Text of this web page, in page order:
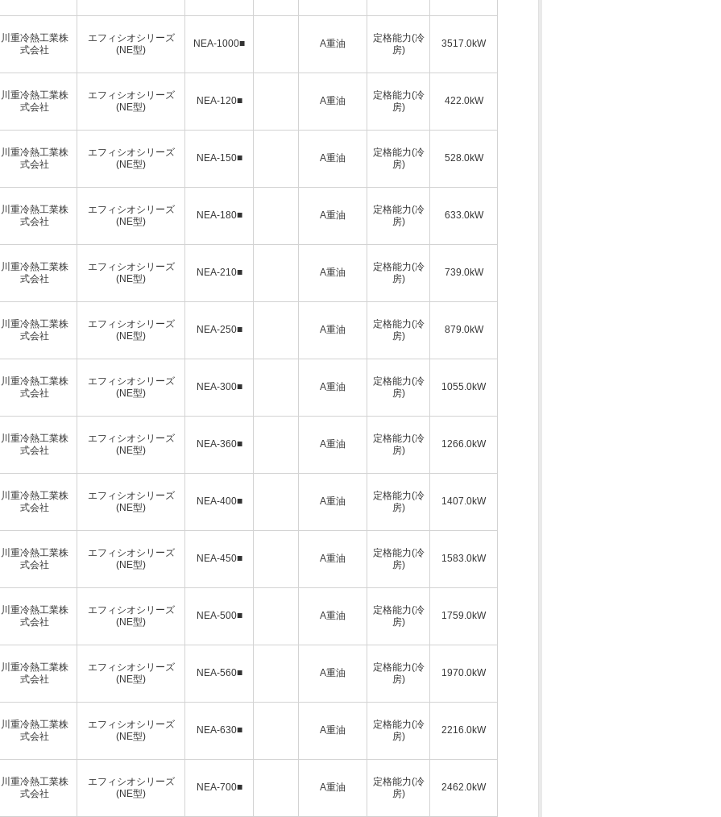
川重冷熱工業株
式会社
エフィシオシリーズ
(NE型)
NEA-1000■ A重油
定格能力(冷
房)
3517.0kW
川重冷熱工業株
式会社
エフィシオシリーズ
(NE型)
NEA-120■ A重油
定格能力(冷
房)
422.0kW
川重冷熱工業株
式会社
エフィシオシリーズ
(NE型)
NEA-150■ A重油
定格能力(冷
房)
528.0kW
川重冷熱工業株
式会社
エフィシオシリーズ
(NE型)
NEA-180■ A重油
定格能力(冷
房)
633.0kW
川重冷熱工業株
式会社
エフィシオシリーズ
(NE型)
NEA-210■ A重油
定格能力(冷
房)
739.0kW
川重冷熱工業株
式会社
エフィシオシリーズ
(NE型)
NEA-250■ A重油
定格能力(冷
房)
879.0kW
川重冷熱工業株
式会社
エフィシオシリーズ
(NE型)
NEA-300■ A重油
定格能力(冷
房)
1055.0kW
川重冷熱工業株
式会社
エフィシオシリーズ
(NE型)
NEA-360■ A重油
定格能力(冷
房)
1266.0kW
川重冷熱工業株
式会社
エフィシオシリーズ
(NE型)
NEA-400■ A重油
定格能力(冷
房)
1407.0kW
川重冷熱工業株
式会社
エフィシオシリーズ
(NE型)
NEA-450■ A重油
定格能力(冷
房)
1583.0kW
川重冷熱工業株
式会社
エフィシオシリーズ
(NE型)
NEA-500■ A重油
定格能力(冷
房)
1759.0kW
川重冷熱工業株
式会社
エフィシオシリーズ
(NE型)
NEA-560■ A重油
定格能力(冷
房)
1970.0kW
川重冷熱工業株
式会社
エフィシオシリーズ
(NE型)
NEA-630■ A重油
定格能力(冷
房)
2216.0kW
川重冷熱工業株
式会社
エフィシオシリーズ
(NE型)
NEA-700■ A重油
定格能力(冷
房)
2462.0kW